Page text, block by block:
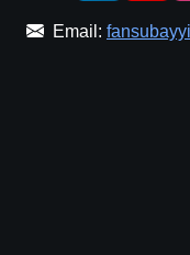
Email: